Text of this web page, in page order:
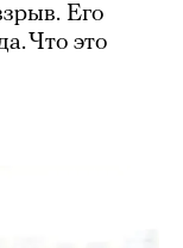
Его
Что это